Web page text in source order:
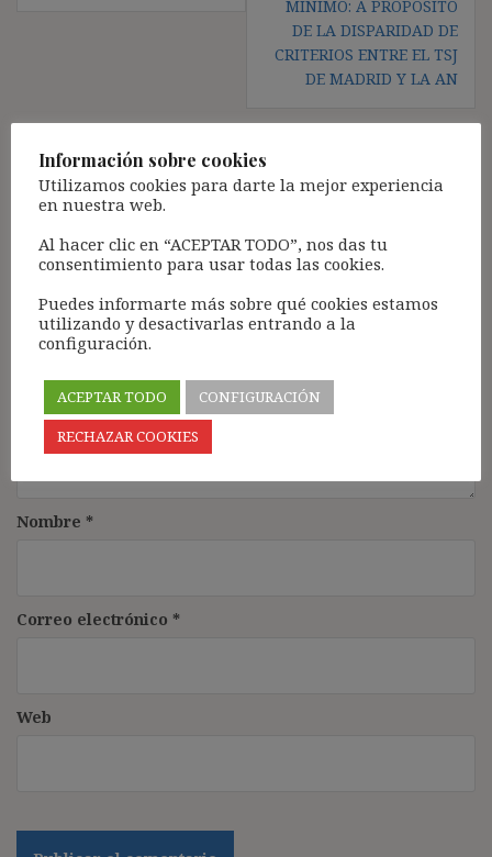
MÍNIMO: A PROPÓSITO
DE LA DISPARIDAD DE
CRITERIOS ENTRE EL TSJ
DE MADRID Y LA AN
Deja una respuesta
campos obligatorios están marcados con*
Nombre *
Correo electrónico *
Web
Información sobre cookies
Utilizamos cookies para darte la mejor experiencia
en nuestra web.
Al hacer clic en “ACEPTAR TODO”, nos das tu
consentimiento para usar todas las cookies.
Puedes informarte más sobre qué cookies estamos
utilizando y desactivarlas entrando a la
configuración.
ACEPTAR TODO
CONFIGURACIÓN
RECHAZAR COOKIES